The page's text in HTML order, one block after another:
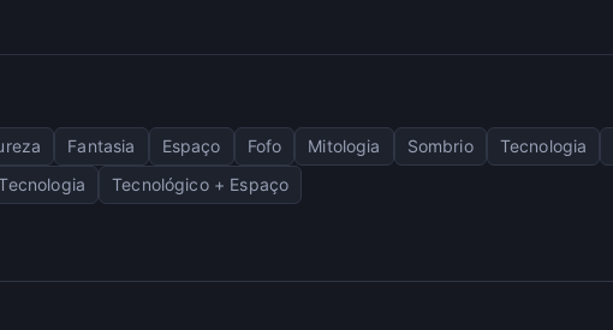
Fantasia Espaço Fofo Mitologia Sombrio Tecnologia
Tecnológico + Espaço